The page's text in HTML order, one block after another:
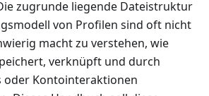
zugrunde liegende Dateistruktur
von Profilen sind oft nicht
macht zu verstehen, wie
verknüpft und durch
oder Kontointeraktionen